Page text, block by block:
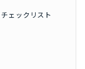
ェックリスト